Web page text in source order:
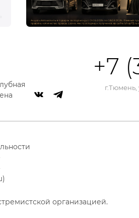
+7
г.Тюмень,
организацией.